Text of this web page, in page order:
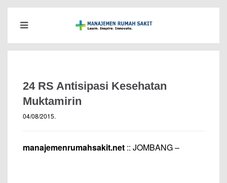
24 RS Antisipasi Kesehatan
Muktamirin
04/08/2015.
manajemenrumahsakit.net :: JOMBANG –